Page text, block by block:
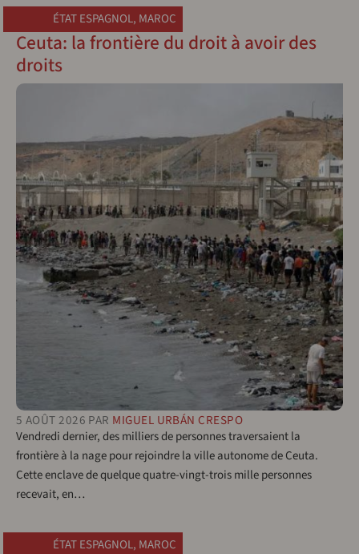
ÉTAT ESPAGNOL, MAROC
Ceuta: la frontière du droit à avoir des
droits
5 AOÛT 2026 PAR MIGUEL URBÁN CRESPO
Vendredi dernier, des milliers de personnes traversaient la
frontière à la nage pour rejoindre la ville autonome de Ceuta.
Cette enclave de quelque quatre-vingt-trois mille personnes
recevait, en…
ÉTAT ESPAGNOL, MAROC